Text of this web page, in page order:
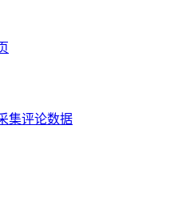
集评论数据